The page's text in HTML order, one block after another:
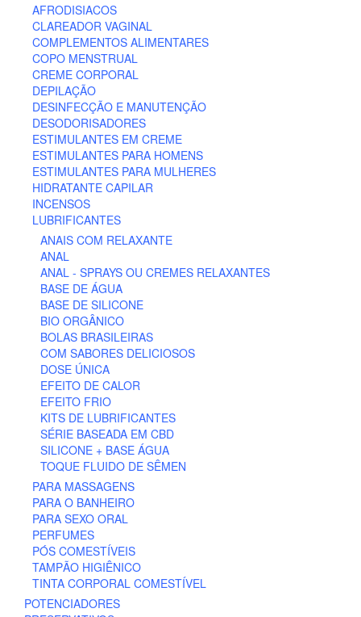
AFRODISIACOS
CLAREADOR VAGINAL
COMPLEMENTOS ALIMENTARES
COPO MENSTRUAL
CREME CORPORAL
DEPILAÇÃO
DESINFECÇÃO E MANUTENÇÃO
DESODORISADORES
ESTIMULANTES EM CREME
ESTIMULANTES PARA HOMENS
ESTIMULANTES PARA MULHERES
HIDRATANTE CAPILAR
INCENSOS
LUBRIFICANTES
ANAIS COM RELAXANTE
ANAL
ANAL - SPRAYS OU CREMES RELAXANTES
BASE DE ÁGUA
BASE DE SILICONE
BIO ORGÂNICO
BOLAS BRASILEIRAS
COM SABORES DELICIOSOS
DOSE ÚNICA
EFEITO DE CALOR
EFEITO FRIO
KITS DE LUBRIFICANTES
SÉRIE BASEADA EM CBD
SILICONE + BASE ÁGUA
TOQUE FLUIDO DE SÊMEN
PARA MASSAGENS
PARA O BANHEIRO
PARA SEXO ORAL
PERFUMES
PÓS COMESTÍVEIS
TAMPÃO HIGIÊNICO
TINTA CORPORAL COMESTÍVEL
POTENCIADORES